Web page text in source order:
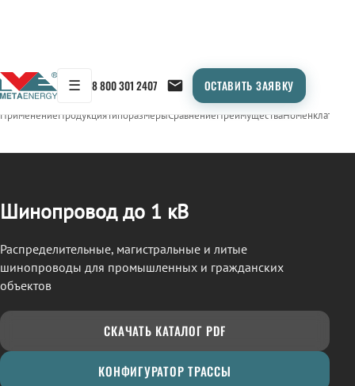
☰ 8 800 301 2407 ОСТАВИТЬ ЗАЯВКУ
← Продукция/ШИНОПРОВОД
ПрименениеПродукцияТипоразмерыСравнениеПреимуществаНоменклатура
Шинопровод до 1 кВ
Распределительные, магистральные и литые
шинопроводы для промышленных и гражданских
объектов
СКАЧАТЬ КАТАЛОГ PDF
КОНФИГУРАТОР ТРАССЫ